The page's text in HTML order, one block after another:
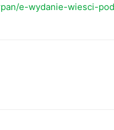
e-wydanie-wiesci-